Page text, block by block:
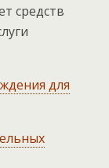
средств
для